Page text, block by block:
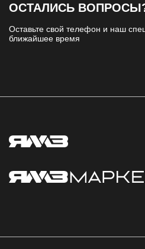
ОСТАЛИСЬ
Оставьте свой телефон и наш
ближайшее время
Контакты